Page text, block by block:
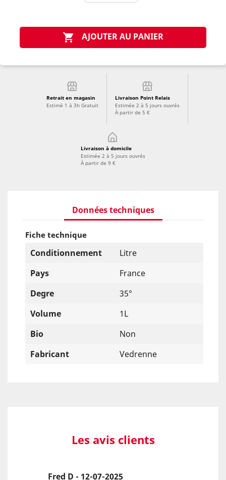
 AJOUTER AU PANIER
Retrait en magasin
Estimé 1 à 3h Gratuit
Livraison Point Relais
Estimée 2 à 5 jours ouvrés
À partir de 5 €
Livraison à domicile
Estimée 2 à 5 jours ouvrés
À partir de 9 €
Données techniques
Fiche technique
Conditionnement
Litre
Pays
France
Degre
35°
Volume
1L
Bio
Non
Fabricant
Vedrenne
Les avis clients
Fred D - 12-07-2025